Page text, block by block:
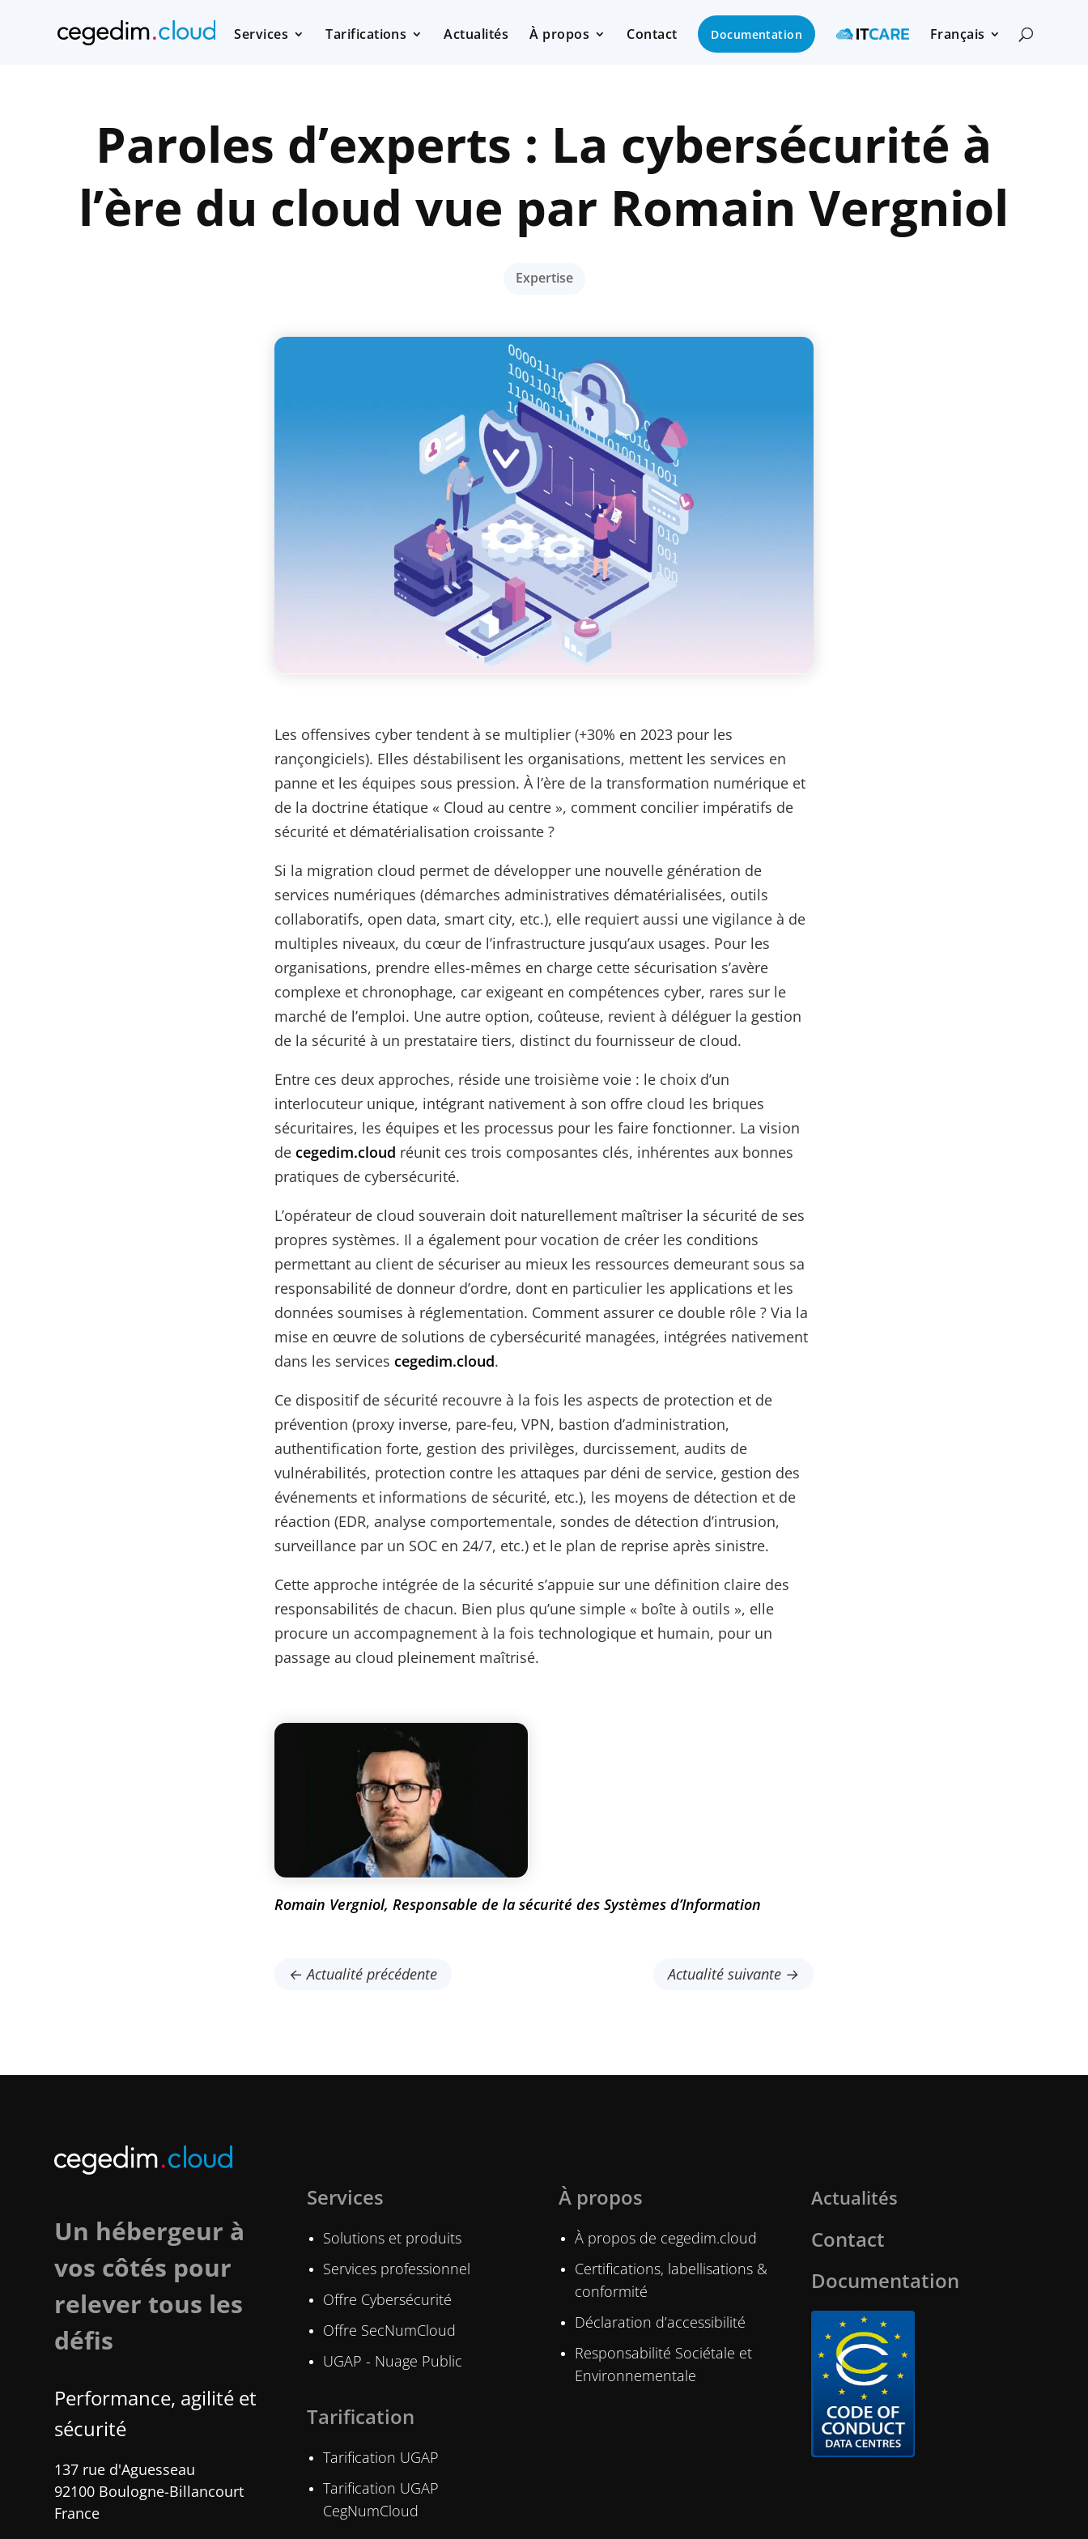
Services Tarifications Actualités À propos Contact Documentation Français
Paroles d’experts : La cybersécurité à
l’ère du cloud vue par Romain Vergniol
Expertise
Les offensives cyber tendent à se multiplier (+30% en 2023 pour les
rançongiciels). Elles déstabilisent les organisations, mettent les services en
panne et les équipes sous pression. À l’ère de la transformation numérique et
de la doctrine étatique « Cloud au centre », comment concilier impératifs de
sécurité et dématérialisation croissante ?
Si la migration cloud permet de développer une nouvelle génération de
services numériques (démarches administratives dématérialisées, outils
collaboratifs, open data, smart city, etc.), elle requiert aussi une vigilance à de
multiples niveaux, du cœur de l’infrastructure jusqu’aux usages. Pour les
organisations, prendre elles-mêmes en charge cette sécurisation s’avère
complexe et chronophage, car exigeant en compétences cyber, rares sur le
marché de l’emploi. Une autre option, coûteuse, revient à déléguer la gestion
de la sécurité à un prestataire tiers, distinct du fournisseur de cloud.
Entre ces deux approches, réside une troisième voie : le choix d’un
interlocuteur unique, intégrant nativement à son offre cloud les briques
sécuritaires, les équipes et les processus pour les faire fonctionner. La vision
de cegedim.cloud réunit ces trois composantes clés, inhérentes aux bonnes
pratiques de cybersécurité.
L’opérateur de cloud souverain doit naturellement maîtriser la sécurité de ses
propres systèmes. Il a également pour vocation de créer les conditions
permettant au client de sécuriser au mieux les ressources demeurant sous sa
responsabilité de donneur d’ordre, dont en particulier les applications et les
données soumises à réglementation. Comment assurer ce double rôle ? Via la
mise en œuvre de solutions de cybersécurité managées, intégrées nativement
dans les services cegedim.cloud.
Ce dispositif de sécurité recouvre à la fois les aspects de protection et de
prévention (proxy inverse, pare-feu, VPN, bastion d’administration,
authentification forte, gestion des privilèges, durcissement, audits de
vulnérabilités, protection contre les attaques par déni de service, gestion des
événements et informations de sécurité, etc.), les moyens de détection et de
réaction (EDR, analyse comportementale, sondes de détection d’intrusion,
surveillance par un SOC en 24/7, etc.) et le plan de reprise après sinistre.
Cette approche intégrée de la sécurité s’appuie sur une définition claire des
responsabilités de chacun. Bien plus qu’une simple « boîte à outils », elle
procure un accompagnement à la fois technologique et humain, pour un
passage au cloud pleinement maîtrisé.
Romain Vergniol, Responsable de la sécurité des Systèmes d’Information
← Actualité précédente Actualité suivante →
Un hébergeur à
vos côtés pour
relever tous les
défis
Performance, agilité et
sécurité​
137 rue d'Aguesseau
92100 Boulogne-Billancourt
France
Services
Solutions et produits
Services professionnel
Offre Cybersécurité
Offre SecNumCloud
UGAP - Nuage Public
Tarification
Tarification UGAP
Tarification UGAP
CegNumCloud
À propos
À propos de cegedim.cloud
Certifications, labellisations &
conformité
Déclaration d’accessibilité
Responsabilité Sociétale et
Environnementale
Actualités
Contact
Documentation